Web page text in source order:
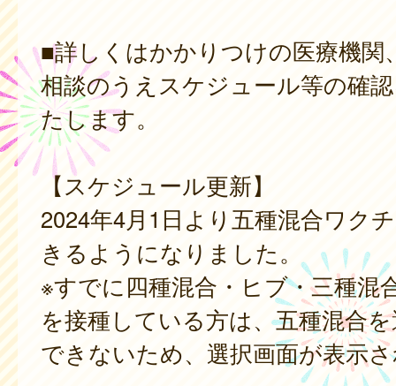
■詳しくはかかりつけの医療機関
相談のうえスケジュール等の確
たします。
【スケジュール更新】
2024年4月1日より五種混合ワク
きるようになりました。
※すでに四種混合・ヒブ・三種混
を接種している方は、五種混合
できないため、選択画面が表示